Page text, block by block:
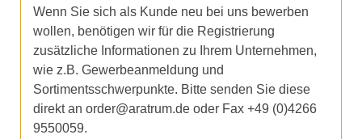
Wenn Sie sich als Kunde neu bei uns bewerben
wollen, benötigen wir für die Registrierung
zusätzliche Informationen zu Ihrem Unternehmen,
wie z.B. Gewerbeanmeldung und
Sortimentsschwerpunkte. Bitte senden Sie diese
direkt an order@aratrum.de oder Fax +49 (0)4266
9550059.